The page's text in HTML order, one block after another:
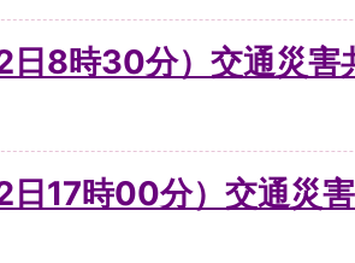
日8時30分）交通災
日17時00分）交通災